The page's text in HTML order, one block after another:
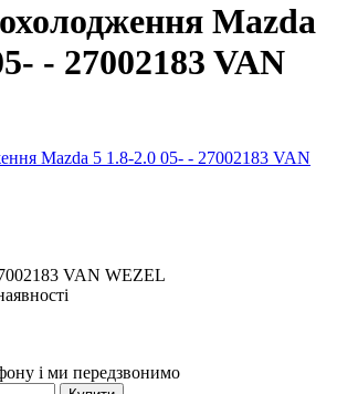
Mazda
- 27002183 VAN
VAN WEZEL
і ми передзвонимо